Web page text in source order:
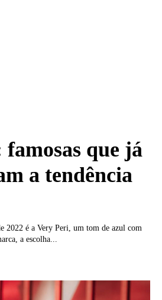
que já
a tendência
2022 é a Very Peri, um tom de azul com
a escolha...